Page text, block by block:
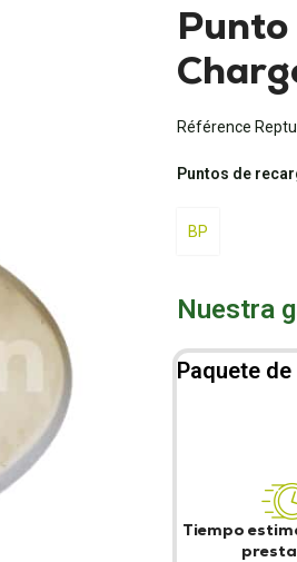
Référence
Puntos de
BP
Nuestra
Paquete
Tiempo